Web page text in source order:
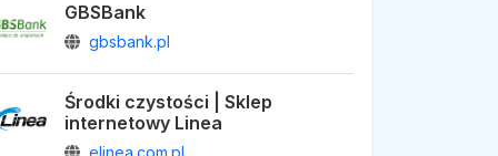
GBSBank
gbsbank.pl
Środki czystości | Sklep
internetowy Linea
elinea.com.pl